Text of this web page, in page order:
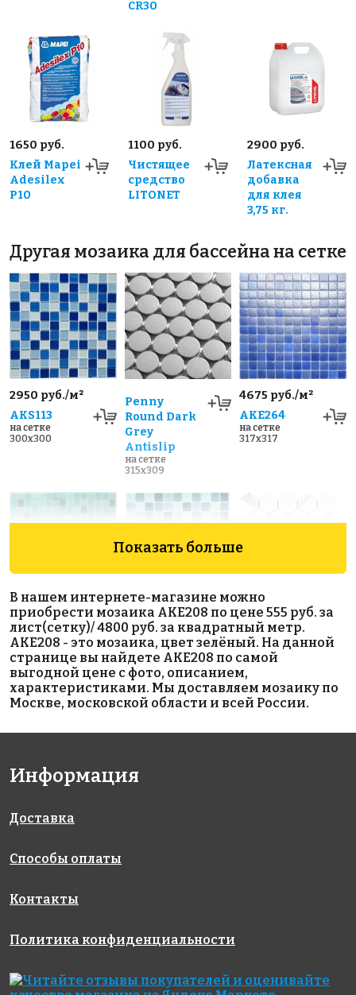
CR30
1650 руб.
Клей Mapei
Adesilex
P10
1100 руб.
Чистящее
средство
LITONET
2900 руб.
Латексная
добавка
для клея
3,75 кг.
Другая мозаика для бассейна на сетке
2950 руб./м²
AKS113
на сетке
300x300
Penny
Round Dark
Grey
Antislip
на сетке
315x309
4675 руб./м²
AKE264
на сетке
317x317
2200 руб./м²
AKS096
на сетке
327x327
3650 руб./м²
AKS118
на сетке
300x300
Hexagon
Small
Carrara Matt
51x59
на сетке
271x282
AKS038
на сетке
Показать больше
В нашем интернете-магазине можно
приобрести мозаика AKE208 по цене 555 руб. за
лист(сетку)/ 4800 руб. за квадратный метр.
AKE208 - это мозаика, цвет зелёный. На данной
странице вы найдете AKE208 по самой
выгодной цене с фото, описанием,
характеристиками. Мы доставляем мозаику по
Москве, московской области и всей России.
Информация
Доставка
Способы оплаты
Контакты
Политика конфиденциальности